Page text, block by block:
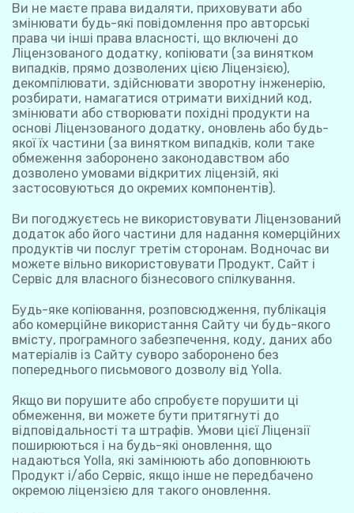
Ви не маєте права видаляти, приховувати або
змінювати будь-які повідомлення про авторські
права чи інші права власності, що включені до
Ліцензованого додатку, копіювати (за винятком
випадків, прямо дозволених цією Ліцензією),
декомпілювати, здійснювати зворотну інженерію,
розбирати, намагатися отримати вихідний код,
змінювати або створювати похідні продукти на
основі Ліцензованого додатку, оновлень або будь-
якої їх частини (за винятком випадків, коли таке
обмеження заборонено законодавством або
дозволено умовами відкритих ліцензій, які
застосовуються до окремих компонентів).
Ви погоджуєтесь не використовувати Ліцензований
додаток або його частини для надання комерційних
продуктів чи послуг третім сторонам. Водночас ви
можете вільно використовувати Продукт, Сайт і
Сервіс для власного бізнесового спілкування.
Будь-яке копіювання, розповсюдження, публікація
або комерційне використання Сайту чи будь-якого
вмісту, програмного забезпечення, коду, даних або
матеріалів із Сайту суворо заборонено без
попереднього письмового дозволу від Yolla.
Якщо ви порушите або спробуєте порушити ці
обмеження, ви можете бути притягнуті до
відповідальності та штрафів. Умови цієї Ліцензії
поширюються і на будь-які оновлення, що
надаються Yolla, які замінюють або доповнюють
Продукт і/або Сервіс, якщо інше не передбачено
окремою ліцензією для такого оновлення.